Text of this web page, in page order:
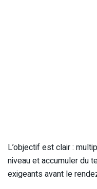
L’objectif est clair :
niveau et accumuler du
exigeants avant le